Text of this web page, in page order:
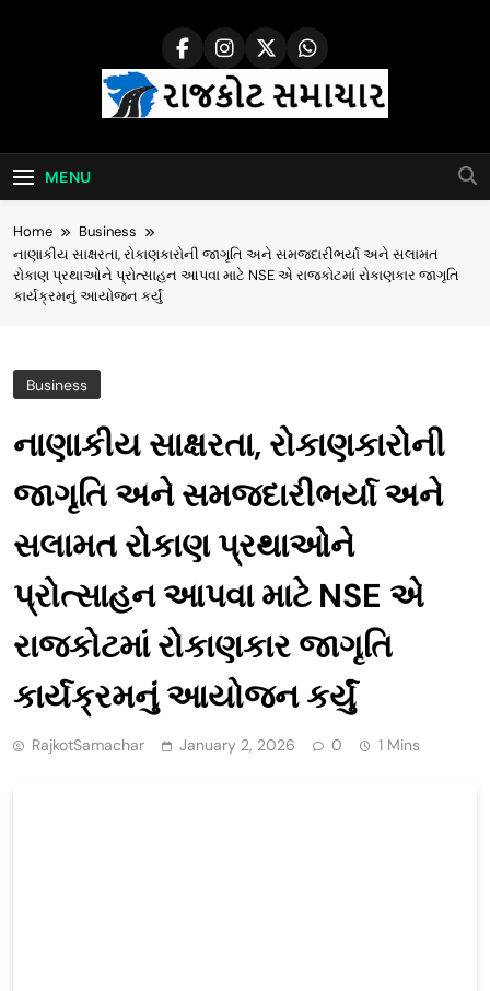
Rajkot Samachar
MENU
Home
Business
નાણાકીય સાક્ષરતા, રોકાણકારોની જાગૃતિ અને સમજદારીભર્યા અને સલામત
રોકાણ પ્રથાઓને પ્રોત્સાહન આપવા માટે NSE એ રાજકોટમાં રોકાણકાર જાગૃતિ
કાર્યક્રમનું આયોજન કર્યું
Business
નાણાકીય સાક્ષરતા, રોકાણકારોની
જાગૃતિ અને સમજદારીભર્યા અને
સલામત રોકાણ પ્રથાઓને
પ્રોત્સાહન આપવા માટે NSE એ
રાજકોટમાં રોકાણકાર જાગૃતિ
કાર્યક્રમનું આયોજન કર્યું
RajkotSamachar January 2, 2026 0 1 Mins